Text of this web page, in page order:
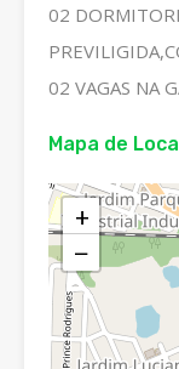
02
02 VAGAS NA
Mapa de
+
−